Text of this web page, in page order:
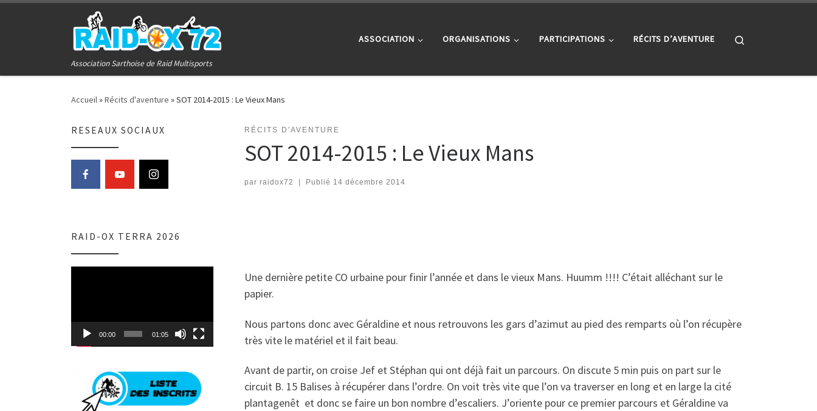
Association Sarthoise de Raid Multisports
ASSOCIATION ORGANISATIONS PARTICIPATIONS RÉCITS D’AVENTURE
Accueil»Récits d'aventure »SOT 2014-2015 : Le Vieux Mans
RÉCITS D'AVENTURE
SOT 2014-2015 : Le Vieux Mans
par raidox72 | Publié 14 décembre 2014
Une dernière petite CO urbaine pour finir l’année et dans le vieux Mans. Huumm !!!! C’était alléchant sur le
papier.
Nous partons donc avec Géraldine et nous retrouvons les gars d’azimut au pied des remparts où l’on récupère
très vite le matériel et il fait beau.
Avant de partir, on croise Jef et Stéphan qui ont déjà fait un parcours. On discute 5 min puis on part sur le
circuit B. 15 Balises à récupérer dans l’ordre. On voit très vite que l’on va traverser en long et en large la cité
plantagenêt et donc se faire un bon nombre d’escaliers. J’oriente pour ce premier parcours et Géraldine va
RESEAUX SOCIAUX
RAID-OX TERRA 2026
00:00 01:05